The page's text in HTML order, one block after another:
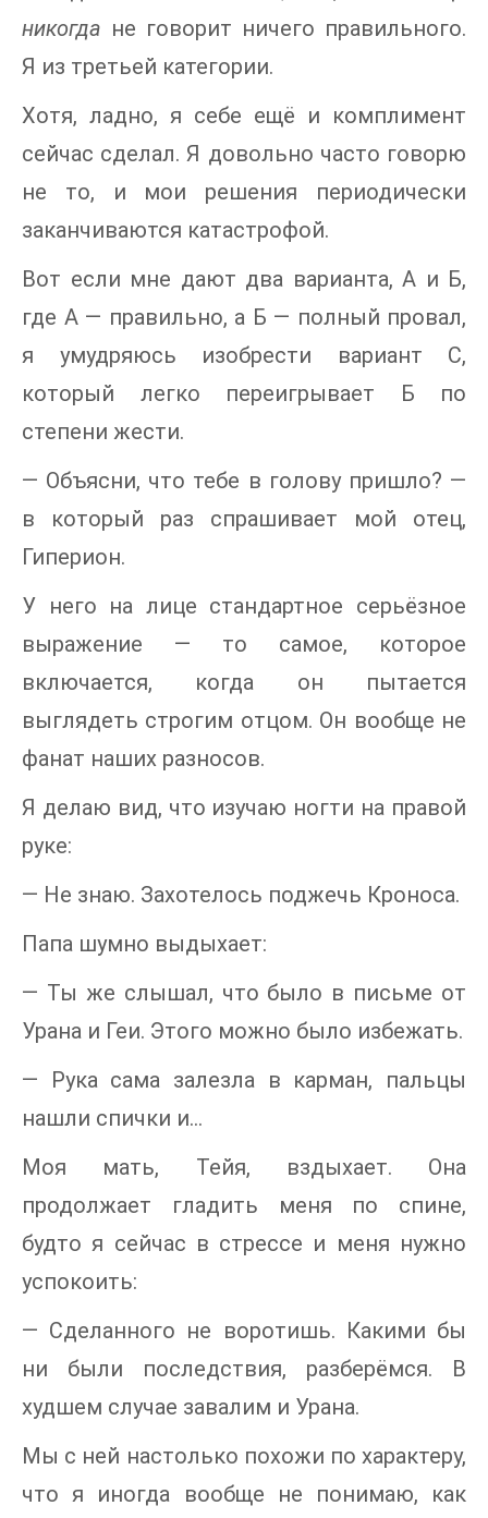
никогда не говорит ничего правильного.
Я из третьей категории.
Хотя, ладно, я себе ещё и комплимент
сейчас сделал. Я довольно часто говорю
не то, и мои решения периодически
заканчиваются катастрофой.
Вот если мне дают два варианта, А и Б,
где А — правильно, а Б — полный провал,
я умудряюсь изобрести вариант С,
который легко переигрывает Б по
степени жести.
— Объясни, что тебе в голову пришло? —
в который раз спрашивает мой отец,
Гиперион.
У него на лице стандартное серьёзное
выражение — то самое, которое
включается, когда он пытается
выглядеть строгим отцом. Он вообще не
фанат наших разносов.
Я делаю вид, что изучаю ногти на правой
руке:
— Не знаю. Захотелось поджечь Кроноса.
Папа шумно выдыхает:
— Ты же слышал, что было в письме от
Урана и Геи. Этого можно было избежать.
— Рука сама залезла в карман, пальцы
нашли спички и…
Моя мать, Тейя, вздыхает. Она
продолжает гладить меня по спине,
будто я сейчас в стрессе и меня нужно
успокоить:
— Сделанного не воротишь. Какими бы
ни были последствия, разберёмся. В
худшем случае завалим и Урана.
Мы с ней настолько похожи по характеру,
что я иногда вообще не понимаю, как